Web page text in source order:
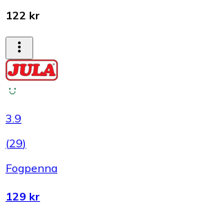
122 kr
3.9
(29)
Fogpenna
129 kr